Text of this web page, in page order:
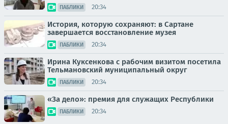
ПАБЛИКИ 20:34
История, которую сохраняют: в Сартане
завершается восстановление музея
ПАБЛИКИ 20:34
Ирина Куксенкова с рабочим визитом посетила
Тельмановский муниципальный округ
ПАБЛИКИ 20:34
«За дело»: премия для служащих Республики
ПАБЛИКИ 20:34